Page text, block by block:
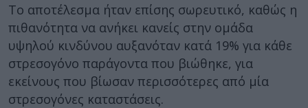
Το αποτέλεσμα ήταν επίσης σωρευτικό, καθώς η
πιθανότητα να ανήκει κανείς στην ομάδα
υψηλού κινδύνου αυξανόταν κατά 19% για κάθε
στρεσογόνο παράγοντα που βιώθηκε, για
εκείνους που βίωσαν περισσότερες από μία
στρεσογόνες καταστάσεις.